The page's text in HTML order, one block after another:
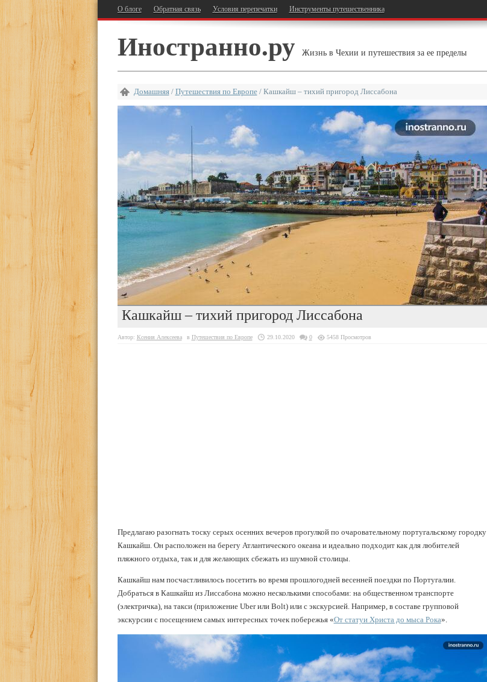
О блоге Обратная связь Условия перепечатки Инструменты путешественника
Иностранно.ру Жизнь в Чехии и путешествия за ее пределы
Домашняя/ Путешествия по Европе/ Кашкайш – тихий пригород Лиссабона
Кашкайш – тихий пригород Лиссабона
Автор: Ксения Алексеева в Путешествия по Европе 29.10.2020 0 5458 Просмотров
Предлагаю разогнать тоску серых осенних вечеров прогулкой по очаровательному португальскому городку
Кашкайш. Он расположен на берегу Атлантического океана и идеально подходит как для любителей
пляжного отдыха, так и для желающих сбежать из шумной столицы.
Кашкайш нам посчастливилось посетить во время прошлогодней весенней поездки по Португалии.
Добраться в Кашкайш из Лиссабона можно несколькими способами: на общественном транспорте
(электричка), на такси (приложение Uber или Bolt) или с экскурсией. Например, в составе групповой
экскурсии с посещением самых интересных точек побережья «От статуи Христа до мыса Рока».